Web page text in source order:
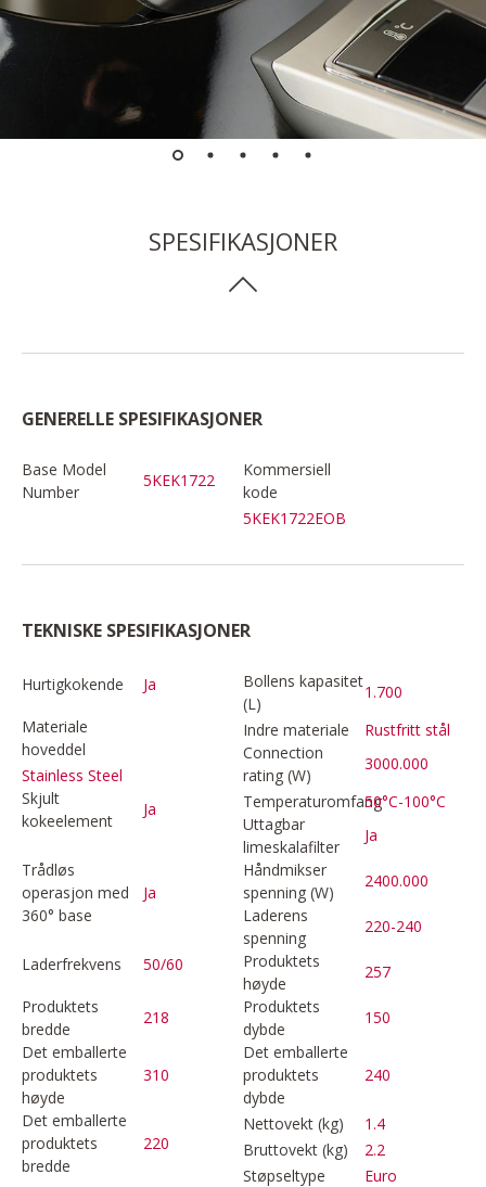
SPESIFIKASJONER
GENERELLE SPESIFIKASJONER
Base Model
Number
5KEK1722
Kommersiell
kode
5KEK1722EOB
TEKNISKE SPESIFIKASJONER
Hurtigkokende Ja
Bollens kapasitet
(L)
1.700
Materiale
hoveddel
Stainless Steel
Indre materiale
Rustfritt stål
Connection
rating (W)
3000.000
Skjult
kokeelement
Ja Temperaturomfang50°C-100°C
Uttagbar
limeskalafilter
Ja
Trådløs
operasjon med
360° base
Ja
Håndmikser
spenning (W)
2400.000
Laderens
spenning
220-240
Laderfrekvens
50/60
Produktets
høyde
257
Produktets
bredde
218
Produktets
dybde
150
Det emballerte
produktets
høyde
310
Det emballerte
produktets
dybde
240
Det emballerte
produktets
bredde
220
Nettovekt (kg)
1.4
Bruttovekt (kg)
2.2
Støpseltype
Euro